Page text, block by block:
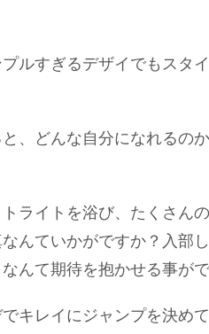
ルすぎるデザイでもスタ
、どんな自分になれるの
ライトを浴び、たくさん
んていかがですか？入部
んて期待を抱かせる事が
キレイにジャンプを決め